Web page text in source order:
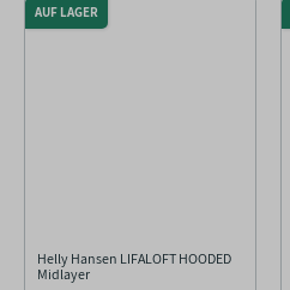
AUF LAGER
Helly Hansen LIFALOFT HOODED
Midlayer